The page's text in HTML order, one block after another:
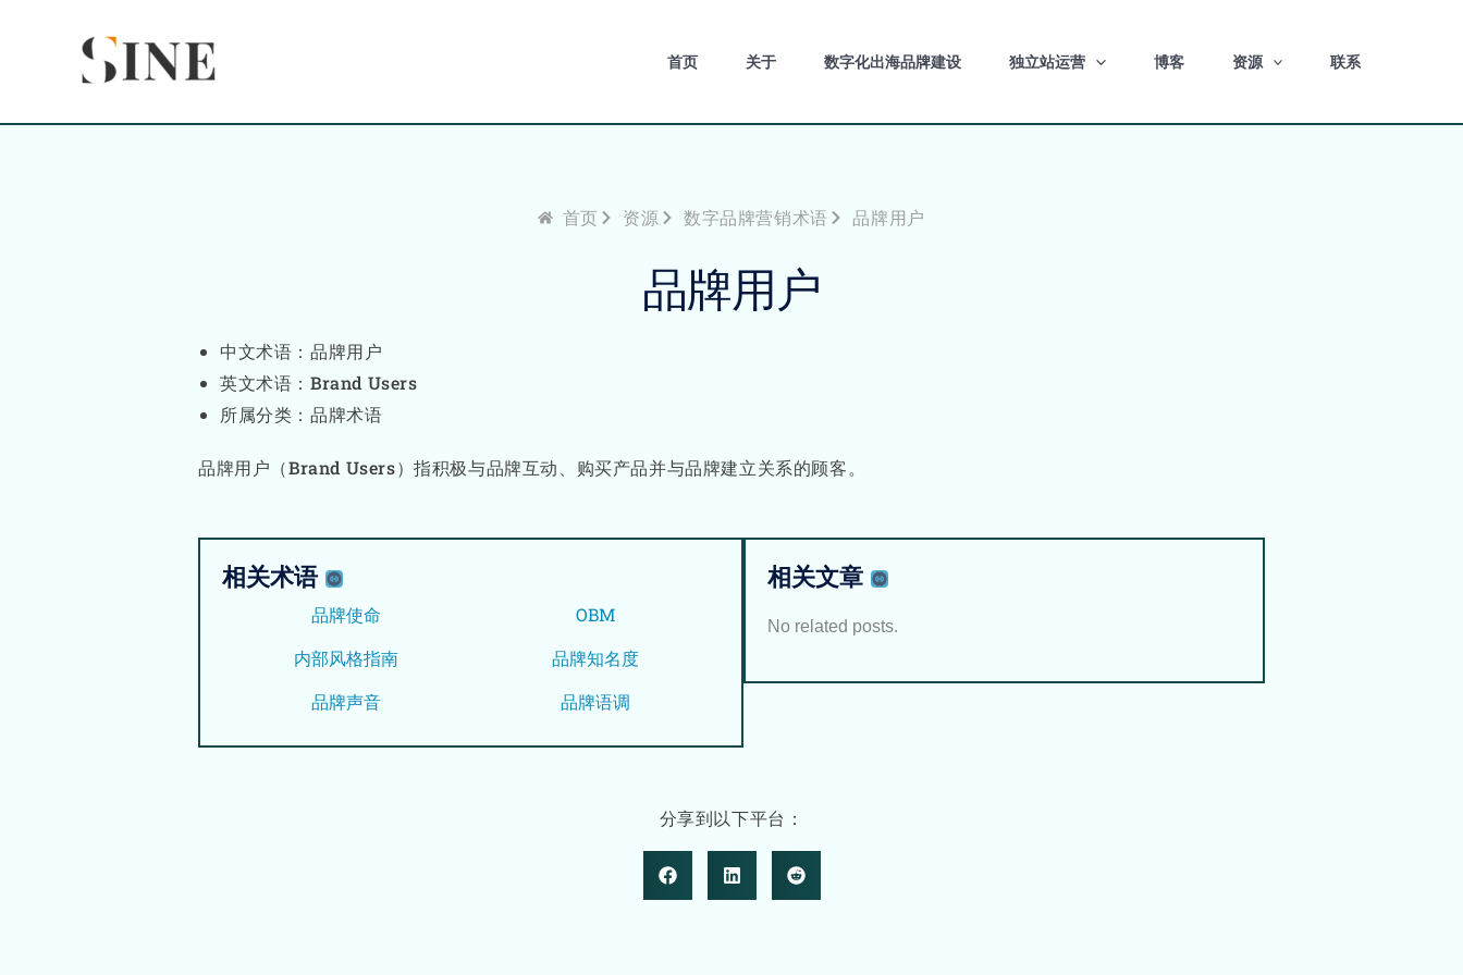
首页 关于 数字化出海品牌建设 独立站运营 博客 资源 联系
首页 资源 数字品牌营销术语 品牌用户
品牌用户
中文术语：品牌用户
英文术语：Brand Users
所属分类：品牌术语
品牌用户（Brand Users）指积极与品牌互动、购买产品并与品牌建立关系的顾客。
相关术语
品牌使命
OBM
内部风格指南
品牌知名度
品牌声音
品牌语调
相关文章
No related posts.
分享到以下平台：